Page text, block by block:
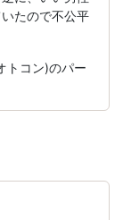
たので不公平
トコン)のパー